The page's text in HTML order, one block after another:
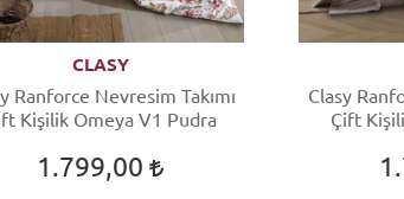
CLASY
Ranforce Nevresim Takımı
Kişilik Omeya V1 Pudra
1.799,00
Clasy
Çift